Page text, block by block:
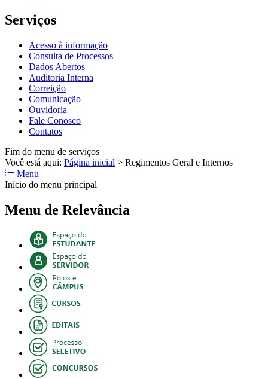
Serviços
Acesso à informação
Consulta de Processos
Dados Abertos
Auditoria Interna
Correição
Comunicação
Ouvidoria
Fale Conosco
Contatos
Fim do menu de serviços
Você está aqui: Página inicial > Regimentos Geral e Internos
Menu
Início do menu principal
Menu de Relevância